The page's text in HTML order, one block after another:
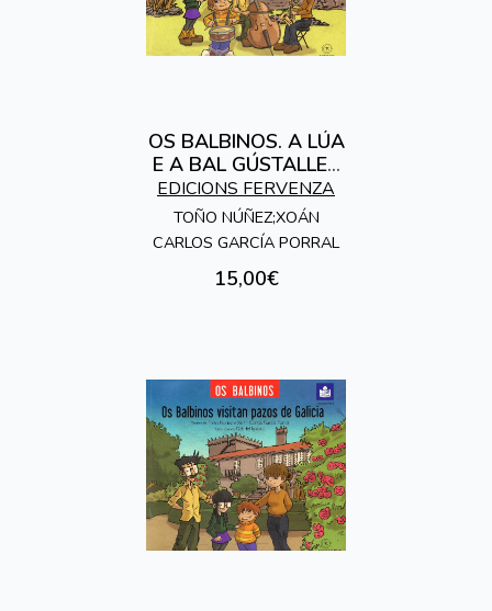
OS BALBINOS. A LÚA
E A BAL GÚSTALLES
A MÚSICA
EDICIONS FERVENZA
TOÑO NÚÑEZ;XOÁN
CARLOS GARCÍA PORRAL
15,00€